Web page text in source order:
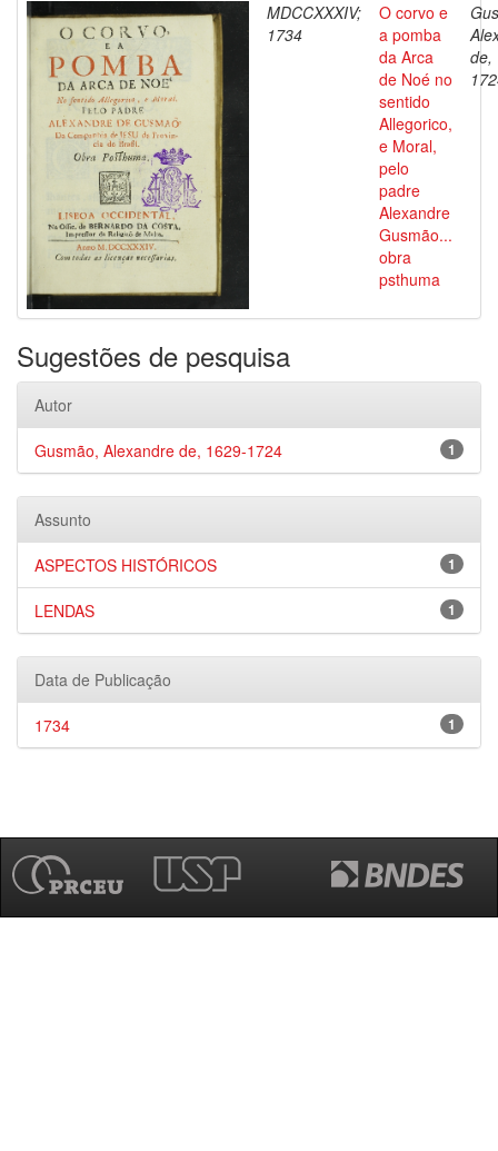
MDCCXXXIV;
1734
O corvo e
a pomba
da Arca
de Noé no
sentido
Allegorico,
e Moral,
pelo
padre
Alexandre
Gusmão...
obra
psthuma
de,
Sugestões de pesquisa
Autor
1
Gusmão, Alexandre de, 1629-1724
Assunto
1
ASPECTOS HISTÓRICOS
1
LENDAS
Data de Publicação
1
1734